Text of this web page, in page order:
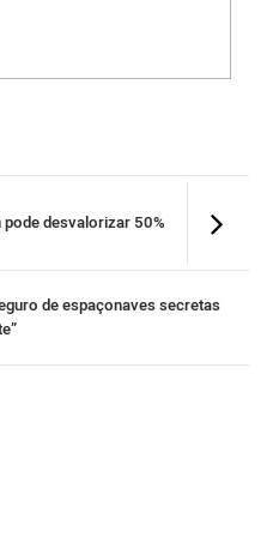
desvalorizar 50%
de espaçonaves secretas